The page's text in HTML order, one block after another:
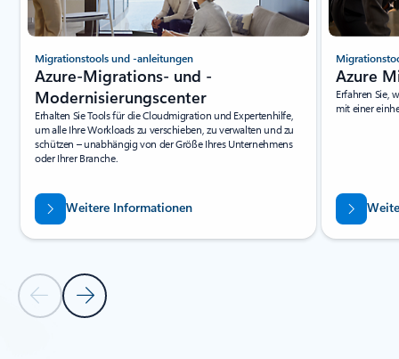
Vorherige FolieNächste Folie
Migrationstools und -anleitungen
Azure-Migrations- und -
Modernisierungscenter
Erhalten Sie Tools für die Cloudmigration und Expertenhilfe,
um alle Ihre Workloads zu verschieben, zu verwalten und zu
schützen – unabhängig von der Größe Ihres Unternehmens
oder Ihrer Branche.
Weitere Informationen
Azure
Erfahren Sie,
mit einer